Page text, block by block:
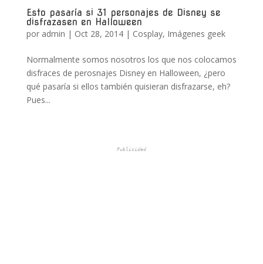
Esto pasaría si 31 personajes de Disney se
disfrazasen en Halloween
por admin | Oct 28, 2014| Cosplay, Imágenes geek
Normalmente somos nosotros los que nos colocamos
disfraces de perosnajes Disney en Halloween, ¿pero
qué pasaría si ellos también quisieran disfrazarse, eh?
Pues...
Publicidad